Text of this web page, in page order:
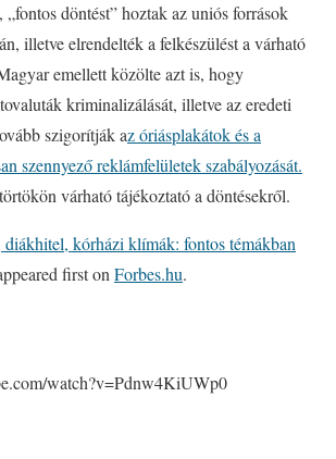
döntést” hoztak az uniós források
illetve elrendelték a felkészülést a várható
emellett közölte azt is, hogy
kriminalizálását, illetve az eredeti
szigorítják az óriásplakátok és a
szennyező reklámfelületek szabályozását.
várható tájékoztató a döntésekről.
diákhitel, kórházi klímák: fontos témákban
first on Forbes.hu.
watch?v=Pdnw4KiUWp0